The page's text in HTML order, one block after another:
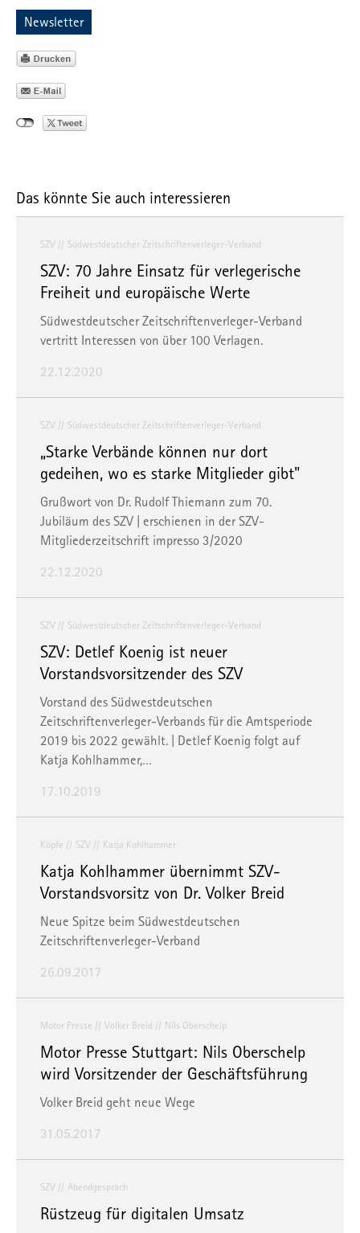
Newsletter
Das könnte Sie auch interessieren
SZV Südwestdeutscher Zeitschriftenverleger-Verband
SZV: 70 Jahre Einsatz für verlegerische
Freiheit und europäische Werte
Südwestdeutscher Zeitschriftenverleger-Verband
vertritt Interessen von über 100 Verlagen.
22.12.2020
SZV Südwestdeutscher Zeitschriftenverleger-Verband
„Starke Verbände können nur dort
gedeihen, wo es starke Mitglieder gibt"
Grußwort von Dr. Rudolf Thiemann zum 70.
Jubiläum des SZV | erschienen in der SZV-
Mitgliederzeitschrift impresso 3/2020
22.12.2020
SZV Südwestdeutscher Zeitschriftenverleger-Verband
SZV: Detlef Koenig ist neuer
Vorstandsvorsitzender des SZV
Vorstand des Südwestdeutschen
Zeitschriftenverleger-Verbands für die Amtsperiode
2019 bis 2022 gewählt. | Detlef Koenig folgt auf
Katja Kohlhammer,…
17.10.2019
Köpfe SZV Katja Kohlhammer
Katja Kohlhammer übernimmt SZV-
Vorstandsvorsitz von Dr. Volker Breid
Neue Spitze beim Südwestdeutschen
Zeitschriftenverleger-Verband
26.09.2017
Motor Presse Volker Breid Nils Oberschelp
Motor Presse Stuttgart: Nils Oberschelp
wird Vorsitzender der Geschäftsführung
Volker Breid geht neue Wege
31.05.2017
SZV Abendgespräch
Rüstzeug für digitalen Umsatz